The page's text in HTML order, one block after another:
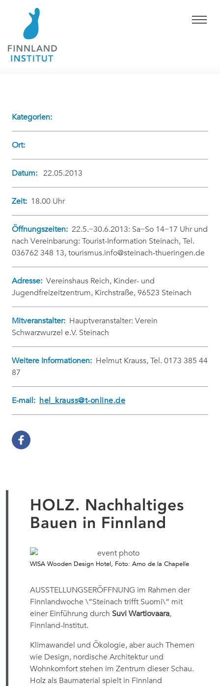
Kategorien:
Ort:
Datum: 22.05.2013
Zeit: 18.00 Uhr
Öffnungszeiten: 22.5.−30.6.2013: Sa−So 14−17 Uhr und
nach Vereinbarung: Tourist-Information Steinach, Tel.
036762 348 13, tourismus.info@steinach-thueringen.de
Adresse: Vereinshaus Reich, Kinder- und
Jugendfreizeitzentrum, Kirchstraße, 96523 Steinach
Mitveranstalter: Hauptveranstalter: Verein
Schwarzwurzel e.V. Steinach
Weitere Informationen: Helmut Krauss, Tel. 0173 385 44
87
E-mail: hel_krauss@t-online.de
HOLZ. Nachhaltiges
Bauen in Finnland
WISA Wooden Design Hotel, Foto: Arno de la Chapelle
AUSSTELLUNGSERÖFFNUNG im Rahmen der
Finnlandwoche \“Steinach trifft Suomi\“ mit
einer Einführung durch Suvi Wartiovaara,
Finnland-Institut.
Klimawandel und Ökologie, aber auch Themen
wie Design, nordische Architektur und
Wohnkomfort stehen im Zentrum dieser Schau.
Holz als Baumaterial spielt in Finnland